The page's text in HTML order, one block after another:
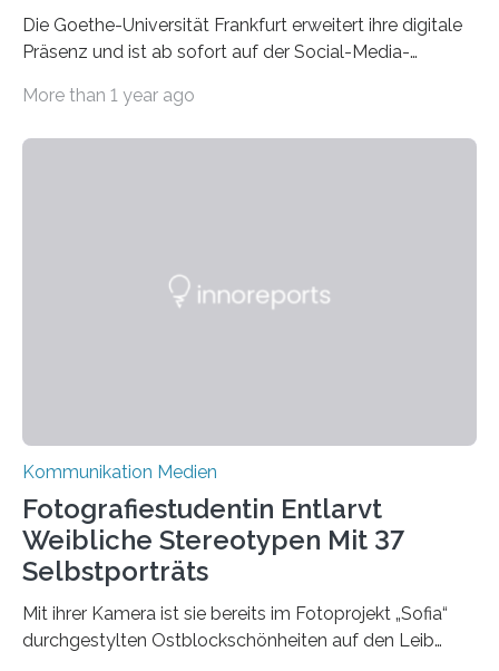
Die Goethe-Universität Frankfurt erweitert ihre digitale
Präsenz und ist ab sofort auf der Social-Media-
Themen Hochschule, Forschung, Wissenschaft,
Bluesky aktuelle Nachrichten aus der Hochschule,
More than 1 year ago
Kommunikation Medien
Fotografiestudentin Entlarvt
Weibliche Stereotypen Mit 37
Selbstporträts
Mit ihrer Kamera ist sie bereits im Fotoprojekt „Sofia“
durchgestylten Ostblockschönheiten auf den Leib